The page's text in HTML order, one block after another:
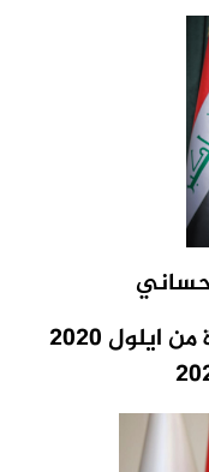
للفترة من ايلول 2020